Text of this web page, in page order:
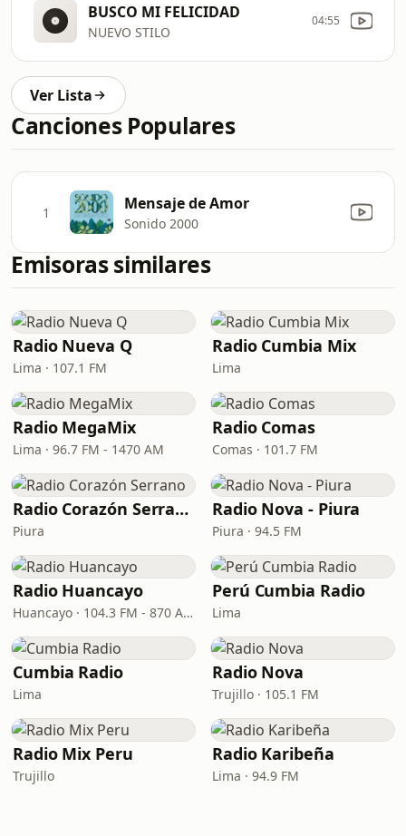
BUSCO MI FELICIDAD
NUEVO STILO
04:55
Ver Lista
Canciones Populares
1 Mensaje de Amor
Sonido 2000
Emisoras similares
Radio Nueva Q
Lima · 107.1 FM
Radio Cumbia Mix
Lima
Radio MegaMix
Lima · 96.7 FM - 1470 AM
Radio Comas
Comas · 101.7 FM
Radio Corazón Serrano
Piura
Radio Nova - Piura
Piura · 94.5 FM
Radio Huancayo
Huancayo · 104.3 FM - 870 AM
Perú Cumbia Radio
Lima
Cumbia Radio
Lima
Radio Nova
Trujillo · 105.1 FM
Radio Mix Peru
Trujillo
Radio Karibeña
Lima · 94.9 FM